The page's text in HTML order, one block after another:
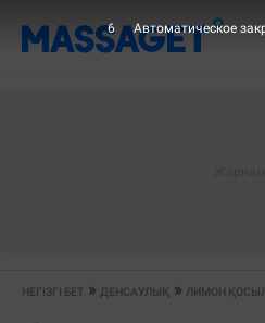
НЕГІЗГІ БЕТ ДЕНСАУЛЫҚ ЛИМОН
6 Автоматическое